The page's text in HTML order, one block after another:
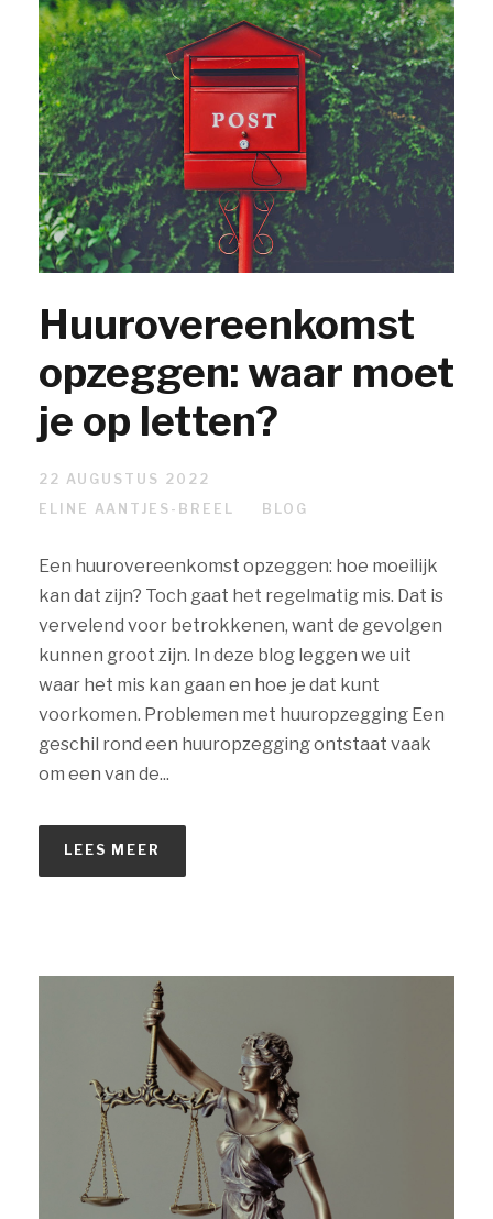
Huurovereenkomst
opzeggen: waar moet
je op letten?
22 AUGUSTUS 2022
ELINE AANTJES-BREEL
BLOG
Een huurovereenkomst opzeggen: hoe moeilijk
kan dat zijn? Toch gaat het regelmatig mis. Dat is
vervelend voor betrokkenen, want de gevolgen
kunnen groot zijn. In deze blog leggen we uit
waar het mis kan gaan en hoe je dat kunt
voorkomen. Problemen met huuropzegging Een
geschil rond een huuropzegging ontstaat vaak
om een van de...
LEES MEER